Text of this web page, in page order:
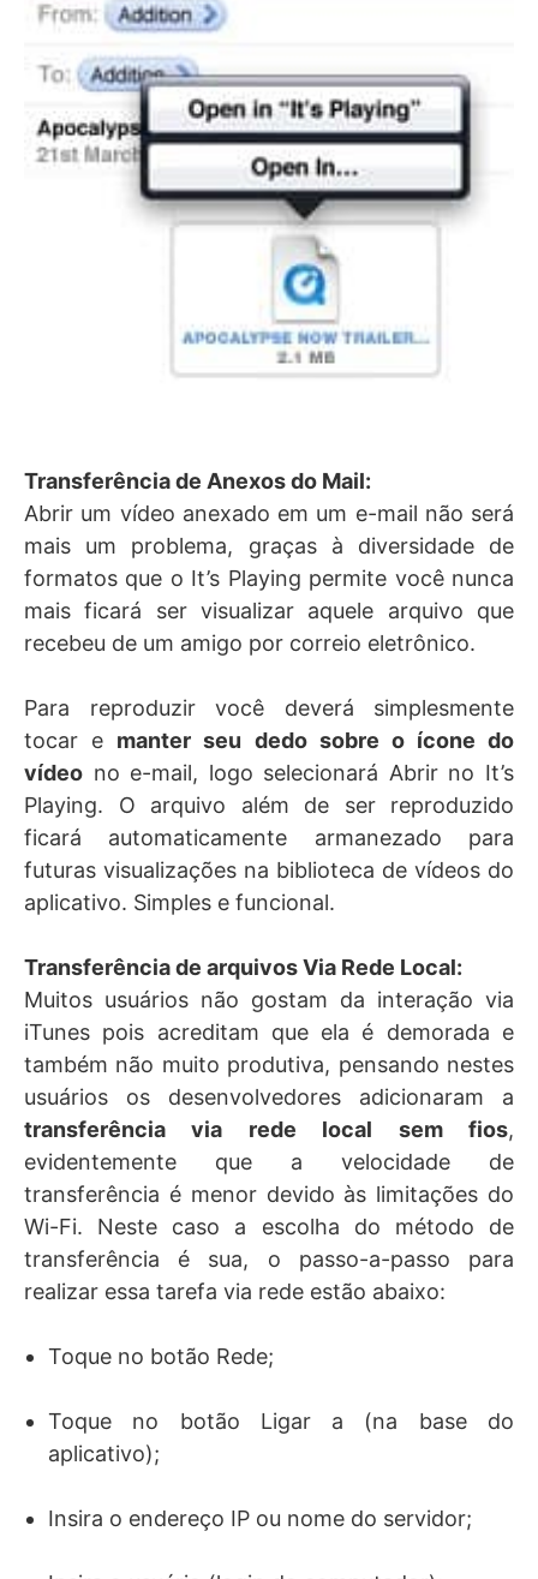
Transferência de Anexos do Mail:
Abrir um vídeo anexado em um e-mail não será
mais um problema, graças à diversidade de
formatos que o It’s Playing permite você nunca
mais ficará ser visualizar aquele arquivo que
recebeu de um amigo por correio eletrônico.
Para reproduzir você deverá simplesmente
tocar e manter seu dedo sobre o ícone do
vídeo no e-mail, logo selecionará Abrir no It’s
Playing. O arquivo além de ser reproduzido
ficará automaticamente armanezado para
futuras visualizações na biblioteca de vídeos do
aplicativo. Simples e funcional.
Transferência de arquivos Via Rede Local:
Muitos usuários não gostam da interação via
iTunes pois acreditam que ela é demorada e
também não muito produtiva, pensando nestes
usuários os desenvolvedores adicionaram a
transferência via rede local sem fios,
evidentemente que a velocidade de
transferência é menor devido às limitações do
Wi-Fi. Neste caso a escolha do método de
transferência é sua, o passo-a-passo para
realizar essa tarefa via rede estão abaixo:
Toque no botão Rede;
Toque no botão Ligar a (na base do
aplicativo);
Insira o endereço IP ou nome do servidor;